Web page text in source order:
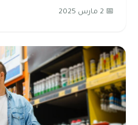
📅 2 مارس 2025